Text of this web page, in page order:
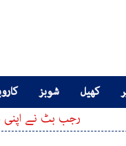
کھیل شوبز
نے اپنی ہوش رُبا آمدنی